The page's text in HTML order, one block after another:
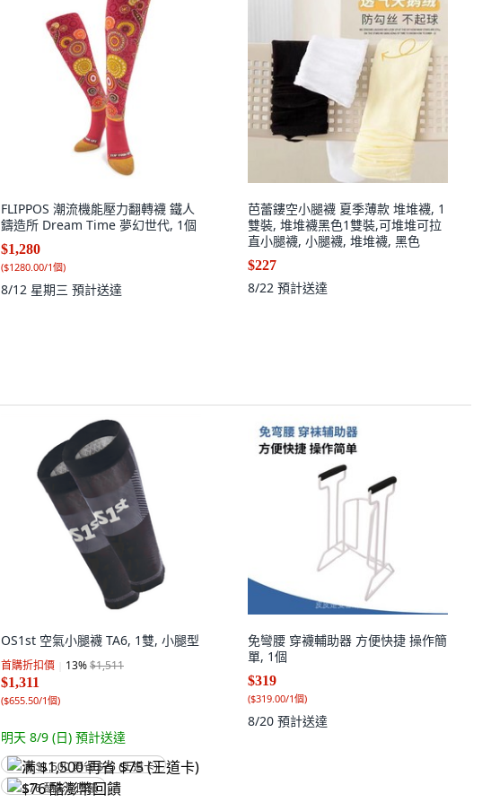
FLIPPOS 潮流機能壓力翻轉襪 鐵人
鑄造所 Dream Time 夢幻世代, 1個
$1,280
($1280.00/1個)
8/12 星期三 預計送達
芭蕾鏤空小腿襪 夏季薄款 堆堆襪, 1
雙裝, 堆堆襪黑色1雙裝,可堆堆可拉
直小腿襪, 小腿襪, 堆堆襪, 黑色
$227
8/22 預計送達
OS1st 空氣小腿襪 TA6, 1雙, 小腿型
首購折扣價 13%$1,511
$1,311
($655.50/1個)
明天 8/9 (日) 預計送達
满 $1,500 再省 $75 (王道卡)
$76 酷澎幣回饋
免彎腰 穿襪輔助器 方便快捷 操作簡
單, 1個
$319
($319.00/1個)
8/20 預計送達